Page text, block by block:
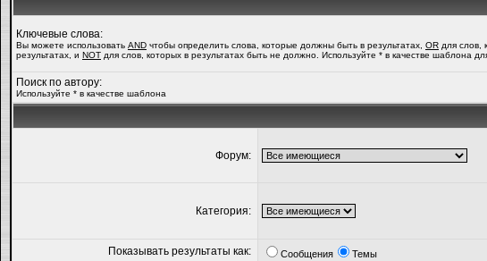
Ключевые слова:
Вы можете использовать AND чтобы определить слова, которые должны быть в результатах, OR для слов,
результатах, и NOT для слов, которых в результатах быть не должно. Используйте * в качестве шаблона
Поиск по автору:
Используйте * в качестве шаблона
Форум:
Категория:
Показывать результаты как: Сообщения Темы